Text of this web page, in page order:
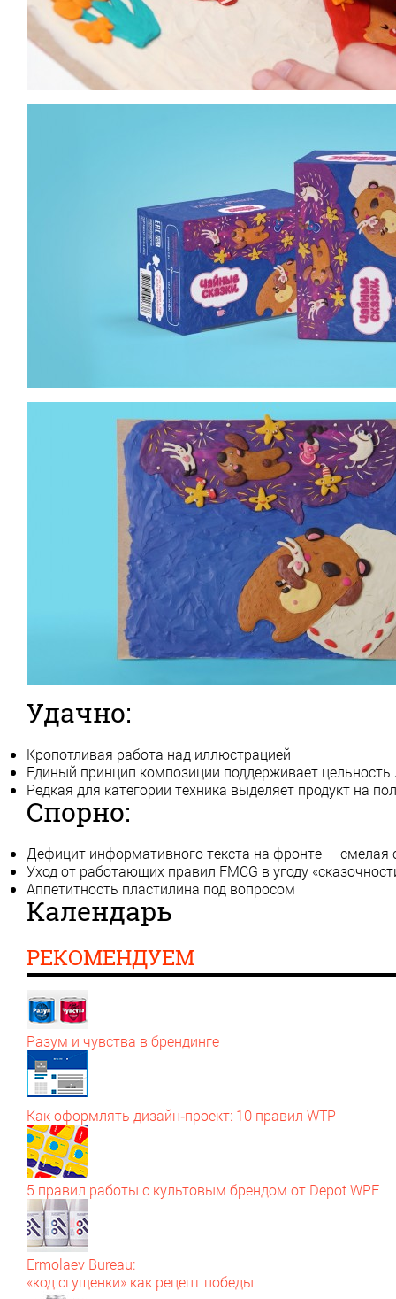
Удачно:
Кропотливая работа над иллюстрацией
Единый принцип композиции поддерживает цельность
Редкая для категории техника выделяет продукт на
Спорно:
Дефицит информативного текста на фронте — смелая
Уход от работающих правил FMCG в угоду
Аппетитность пластилина под вопросом
Календарь
РЕКОМЕНДУЕМ
Разум и чувства в брендинге
Как оформлять дизайн‑проект: 10 правил WTP
5 правил работы с культовым брендом от Depot WPF
Ermolaev Bureau:
«код сгущенки» как рецепт победы